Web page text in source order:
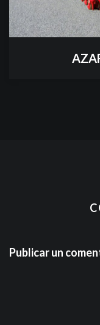
Publicar un